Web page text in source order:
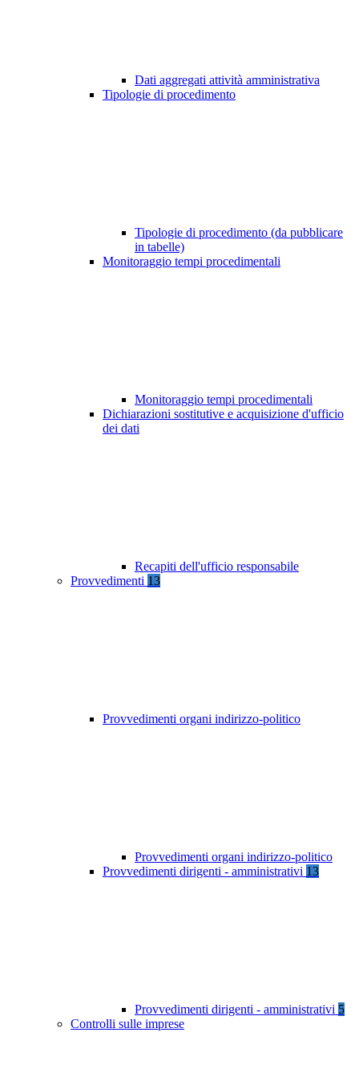
Dati aggregati attività amministrativa
Tipologie di procedimento
Tipologie di procedimento (da pubblicare
in tabelle)
Monitoraggio tempi procedimentali
Monitoraggio tempi procedimentali
Dichiarazioni sostitutive e acquisizione d'ufficio
dei dati
Recapiti dell'ufficio responsabile
Provvedimenti 13
Provvedimenti organi indirizzo-politico
Provvedimenti organi indirizzo-politico
Provvedimenti dirigenti - amministrativi 13
Provvedimenti dirigenti - amministrativi 5
Controlli sulle imprese